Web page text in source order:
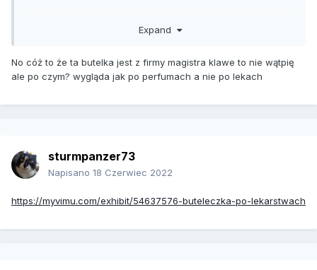
Expand
No cóż to że ta butelka jest z firmy magistra klawe to nie wątpię
ale po czym? wygląda jak po perfumach a nie po lekach
sturmpanzer73
Napisano 18 Czerwiec 2022
https://myvimu.com/exhibit/54637576-buteleczka-po-lekarstwach